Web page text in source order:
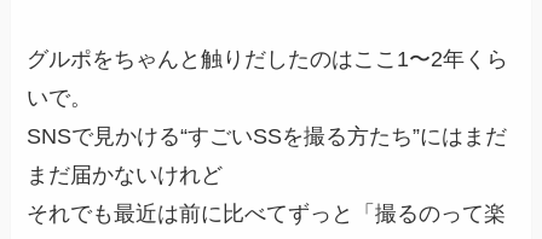
グルポをちゃんと触りだしたのはここ1〜2年くら
いで。
SNSで見かける“すごいSSを撮る方たち”にはまだ
まだ届かないけれど
それでも最近は前に比べてずっと「撮るのって楽